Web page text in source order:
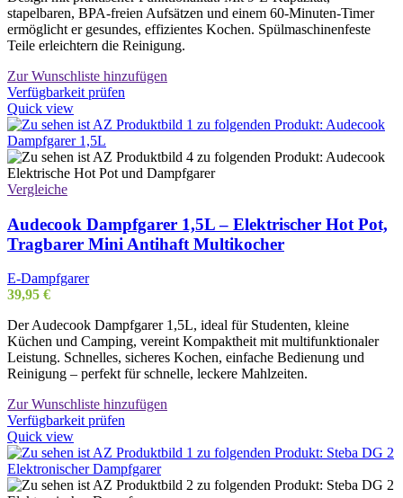
stapelbaren, BPA-freien Aufsätzen und einem 60-Minuten-Timer
ermöglicht er gesundes, effizientes Kochen. Spülmaschinenfeste
Teile erleichtern die Reinigung.
Zur Wunschliste hinzufügen
Verfügbarkeit prüfen
Quick view
Vergleiche
Audecook Dampfgarer 1,5L – Elektrischer Hot Pot,
Tragbarer Mini Antihaft Multikocher
E-Dampfgarer
39,95 €
Der Audecook Dampfgarer 1,5L, ideal für Studenten, kleine
Küchen und Camping, vereint Kompaktheit mit multifunktionaler
Leistung. Schnelles, sicheres Kochen, einfache Bedienung und
Reinigung – perfekt für schnelle, leckere Mahlzeiten.
Zur Wunschliste hinzufügen
Verfügbarkeit prüfen
Quick view